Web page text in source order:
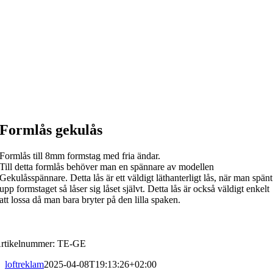
Formlås gekulås
Formlås till 8mm formstag med fria ändar.
Till detta formlås behöver man en spännare av modellen
Gekulåsspännare. Detta lås är ett väldigt läthanterligt lås, när man spänt
upp formstaget så låser sig låset självt. Detta lås är också väldigt enkelt
att lossa då man bara bryter på den lilla spaken.
TE-GE
loftreklam2025-04-08T19:13:26+02:00